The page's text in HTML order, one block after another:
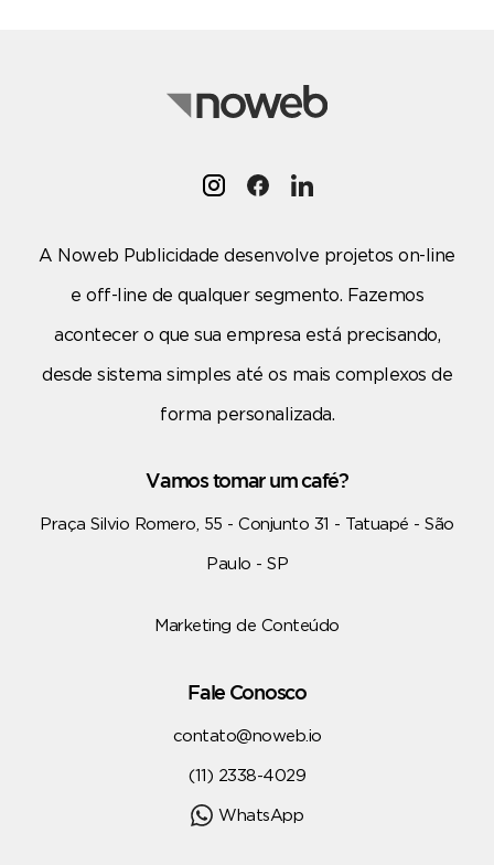
A Noweb Publicidade desenvolve projetos on-line
e off-line de qualquer segmento. Fazemos
acontecer o que sua empresa está precisando,
desde sistema simples até os mais complexos de
forma personalizada.
Vamos tomar um café?
Praça Silvio Romero, 55 - Conjunto 31 - Tatuapé - São
Paulo - SP
Marketing de Conteúdo
Fale Conosco
contato@noweb.io
(11) 2338-4029
WhatsApp